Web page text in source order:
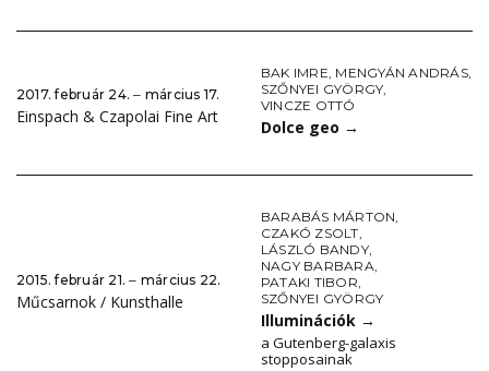
2017. február 24. ‒ március 17.
Einspach & Czapolai Fine Art
BAK IMRE, MENGYÁN ANDRÁS,
SZŐNYEI GYÖRGY,
VINCZE OTTÓ
Dolce geo →
2015. február 21. ‒ március 22.
Műcsarnok / Kunsthalle
BARABÁS MÁRTON,
CZAKÓ ZSOLT,
LÁSZLÓ BANDY,
NAGY BARBARA,
PATAKI TIBOR,
SZŐNYEI GYÖRGY
Illuminációk →
a Gutenberg-galaxis
stopposainak